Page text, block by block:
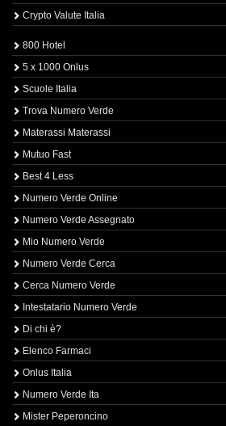
Crypto Valute Italia
800 Hotel
5 x 1000 Onlus
Scuole Italia
Trova Numero Verde
Materassi Materassi
Mutuo Fast
Best 4 Less
Numero Verde Online
Numero Verde Assegnato
Mio Numero Verde
Numero Verde Cerca
Cerca Numero Verde
Intestatario Numero Verde
Di chi è?
Elenco Farmaci
Onlus Italia
Numero Verde Ita
Mister Peperoncino